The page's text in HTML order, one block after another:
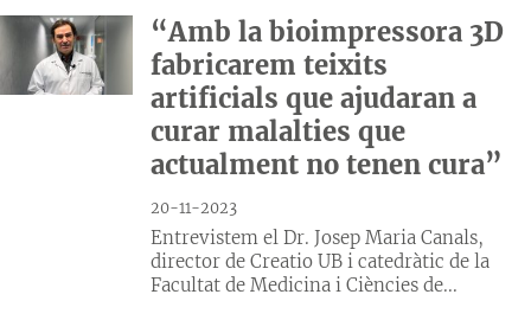
“Amb la bioimpressora 3D
fabricarem teixits
artificials que ajudaran a
curar malalties que
actualment no tenen cura”
20-11-2023
Entrevistem el Dr. Josep Maria Canals,
director de Creatio UB i catedràtic de la
Facultat de Medicina i Ciències de...